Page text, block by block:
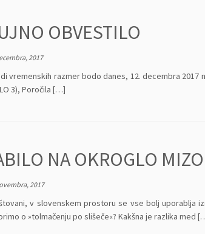
OBVESTILO
2017
vremenskih razmer bodo danes, 12. decembra 2017
3), Poročila […]
NA OKROGLO MIZO
2017
v slovenskem prostoru se vse bolj uporablja
o »tolmačenju po slišeče«? Kakšna je razlika med